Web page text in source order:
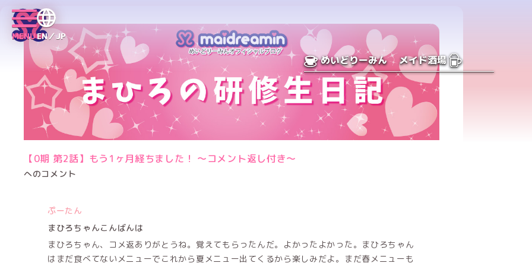
MENUEN／JP
めいどりーみん メイド酒場
【0期 第2話】もう1ヶ月経ちました！ 〜コメント返し付き〜
へのコメント
ぷーたん
まひろちゃんこんばんは
まひろちゃん、コメ返ありがとうね。覚えてもらったんだ。よかったよかった。まひろちゃん
はまだ食べてないメニューでこれから夏メニュー出てくるから楽しみだよ。まだ春メニューも